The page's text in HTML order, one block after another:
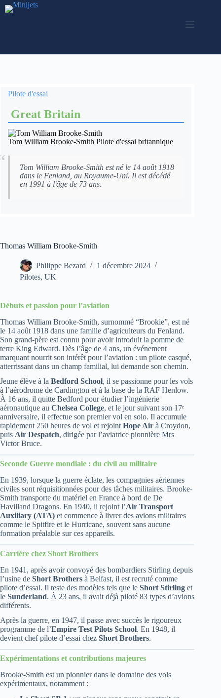
Passer
au
Thomas William Brooke-Smith
Philippe Bezard
1 décembre 2024
Pilotes, UK
Débuts et passion pour l’aviation
Thomas William Brooke-Smith, surnommé “Brookie”, est né
le 14 août 1918 dans une famille d’agriculteurs du Fenland.
Son grand-père est connu pour avoir introduit la pomme de
terre King Edward. Dès l’âge de 4 ans, un événement
marquant nourrit son intérêt pour l’aviation : un pilote casqué,
atterrissant dans un champ familial, lui demande son chemin.
Jeune élève à la Bedford School, il se passionne pour les vols
à l’aérodrome de Cardington et à la base de la RAF Henlow.
À 16 ans, il quitte Bedford pour étudier l’ingénierie
aéronautique au Chelsea College, et le jour suivant son 17ᵉ
anniversaire, il effectue son premier vol en solo. Il accumule
rapidement 250 heures de vol et rejointHope Air à Croydon,
puis Air Despatch, dirigée par l’aviatrice pionnière Mrs
Victor Bruce.
Seconde Guerre mondiale : du civil au militaire
En 1939, lorsque la guerre éclate, les compagnies aériennes
civiles sont réquisitionnées pour des tâches militaires. Brooke-
Smith transporte du matériel en France à bord de De
Havilland Dragons. En 1940, il rejoint l’Air Transport
Auxiliary (ATA) et commence à livrer des avions militaires
comme le Spitfire et le Hurricane, souvent sans aucune
formation préalable sur ces appareils.
Carrière chez Short Brothers
En 1941, après avoir convoyé des bombardiers Stirling depuis
l’usine de Short Brothers à Belfast, il est recruté comme
pilote d’essai. Il teste des modèles tels que le Short Stirling et
le Sunderland. À 23 ans, il avait déjà piloté 83 types d’avions
différents.
Après la guerre, en 1947, il passe avec succès le rigoureux
programme de l’Empire Test Pilots School. En 1948, il
devient chef pilote d’essai chez Short Brothers.
Expérimentations et contributions majeures
Brooke-Smith est un pionnier dans le domaine des vols
expérimentaux, notamment :
Pilote d'essai
Great Britain
Tom William Brooke-Smith Pilote d'essai britannique
Tom William Brooke-Smith est né le 14 août 1918
dans le Fenland, au Royaume-Uni. Il est décédé
en 1991 à l'âge de 73 ans.